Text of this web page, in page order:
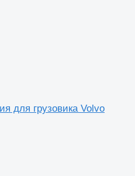
для грузовика Volvo